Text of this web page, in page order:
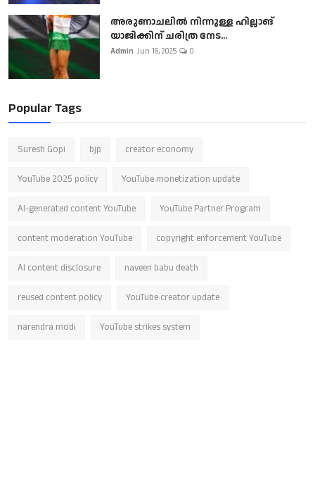
അരുണാചലിൽ നിന്നുള്ള ഹില്ലാങ്
യാജിക്കിന് ചരിത്ര നേട...
Admin Jun 16, 2025 0
Popular Tags
Suresh Gopi bjp creator economy
YouTube 2025 policy YouTube monetization update
AI-generated content YouTube YouTube Partner Program
content moderation YouTube copyright enforcement YouTube
AI content disclosure naveen babu death
reused content policy YouTube creator update
narendra modi YouTube strikes system